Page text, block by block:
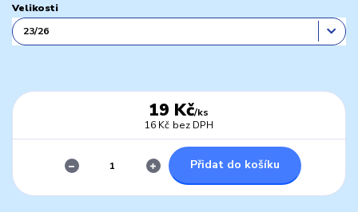
Velikosti
19 Kč/ks
16 Kč bez DPH
Přidat do košíku